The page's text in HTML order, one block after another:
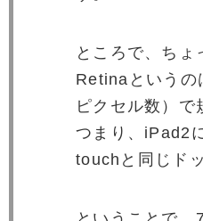
ところで、ち
Retinaというの
ピクセル数）
つまり、iPad2
touchと同じド